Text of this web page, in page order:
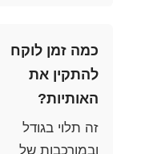
כמה זמן לוקח
להתקין את
האותיות?
זה תלוי בגודל
ובמורכבות של